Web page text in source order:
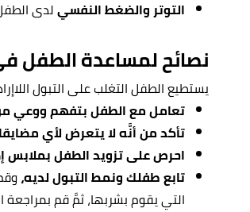
التوتر والضغط النفسيلدى
نصائح لمساعدة الطفل
يستطيع الطفل التغلب على التبول
تعامل مع الطفل بتفهم ووعي
تأكد من أنَّه لا يتعرض لأي
احرص على تزويد الطفل بملابس
تابع طفلك ونمط التبول لديه،
التي يقوم بشربها، ثمَّ قم